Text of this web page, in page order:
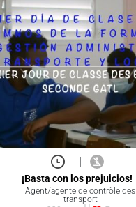
|
¡Basta con los prejuicios!
Agent/agente de contrôle des
transport